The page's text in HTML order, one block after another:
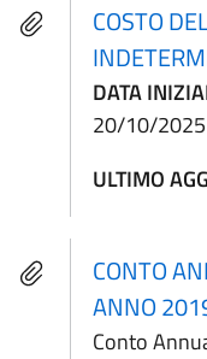
COSTO
DATA
20/10/2025
ULTIMO
CONTO
ANNO
Conto